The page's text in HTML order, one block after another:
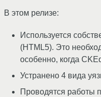
В этом релизе:
Используется
(HTML5). Это
особенно, когда
Устранено 4 вида
Проводятся работы